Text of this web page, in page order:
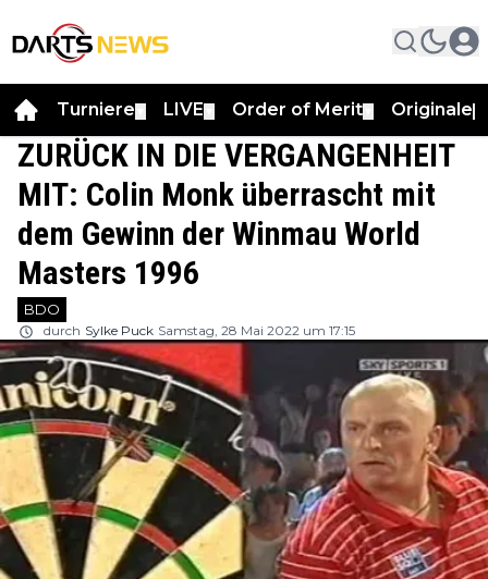
Turniere LIVE Order of Merit Originale
ZURÜCK IN DIE VERGANGENHEIT
MIT: Colin Monk überrascht mit
dem Gewinn der Winmau World
Masters 1996
BDO
durch Sylke Puck Samstag, 28 Mai 2022 um 17:15